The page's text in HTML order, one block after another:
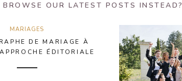
OUR LATEST POSTS INSTEAD?
MARIAGES
DE MARIAGE À
ÉDITORIALE